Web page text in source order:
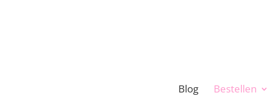
Blog Bestellen